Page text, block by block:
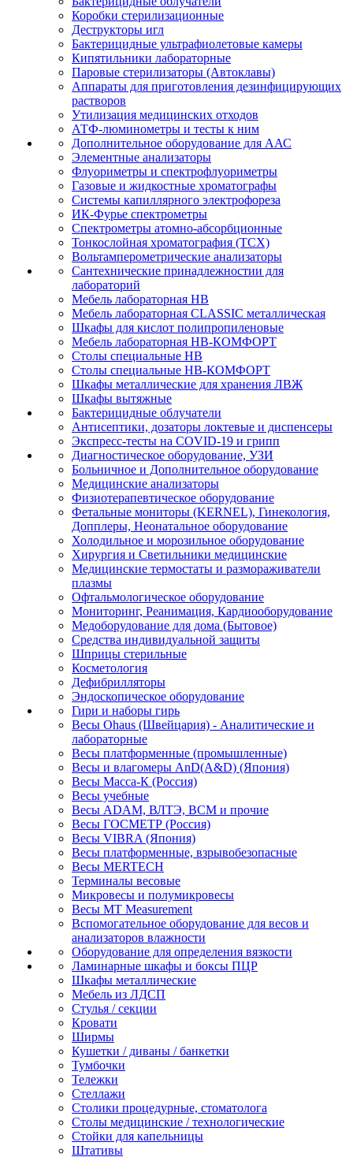
Коробки стерилизационные
Деструкторы игл
Бактерицидные ультрафиолетовые камеры
Кипятильники лабораторные
Паровые стерилизаторы (Автоклавы)
Аппараты для приготовления дезинфицирующих
растворов
Утилизация медицинских отходов
АТФ-люминометры и тесты к ним
Дополнительное оборудование для ААС
Элементные анализаторы
Флуориметры и спектрофлуориметры
Газовые и жидкостные хроматографы
Системы капиллярного электрофореза
ИК-Фурье спектрометры
Спектрометры атомно-абсорбционные
Тонкослойная хроматография (ТСХ)
Вольтамперометрические анализаторы
Сантехнические принадлежностии для
лабораторий
Мебель лабораторная НВ
Мебель лабораторная CLASSIC металлическая
Шкафы для кислот полипропиленовые
Мебель лабораторная НВ-КОМФОРТ
Столы специальные НВ
Столы специальные НВ-КОМФОРТ
Шкафы металлические для хранения ЛВЖ
Шкафы вытяжные
Бактерицидные облучатели
Антисептики, дозаторы локтевые и диспенсеры
Экспресс-тесты на COVID-19 и грипп
Диагностическое оборудование, УЗИ
Больничное и Дополнительное оборудование
Медицинские анализаторы
Физиотерапевтическое оборудование
Фетальные мониторы (KERNEL), Гинекология,
Допплеры, Неонатальное оборудование
Холодильное и морозильное оборудование
Хирургия и Светильники медицинские
Медицинские термостаты и размораживатели
плазмы
Офтальмологическое оборудование
Мониторинг, Реанимация, Кардиооборудование
Медоборудование для дома (Бытовое)
Средства индивидуальной защиты
Шприцы стерильные
Косметология
Дефибрилляторы
Эндоскопическое оборудование
Гири и наборы гирь
Весы Ohaus (Швейцария) - Аналитические и
лабораторные
Весы платформенные (промышленные)
Весы и влагомеры AnD(A&D) (Япония)
Весы Масса-К (Россия)
Весы учебные
Весы ADAM, ВЛТЭ, BCM и прочие
Весы ГОСМЕТР (Россия)
Весы VIBRA (Япония)
Весы платформенные, взрывобезопасные
Весы MERTECH
Терминалы весовые
Микровесы и полумикровесы
Весы MT Measurement
Вспомогательное оборудование для весов и
анализаторов влажности
Оборудование для определения вязкости
Ламинарные шкафы и боксы ПЦР
Шкафы металлические
Мебель из ЛДСП
Стулья / секции
Кровати
Ширмы
Кушетки / диваны / банкетки
Тумбочки
Тележки
Стеллажи
Столики процедурные, стоматолога
Столы медицинские / технологические
Стойки для капельницы
Штативы